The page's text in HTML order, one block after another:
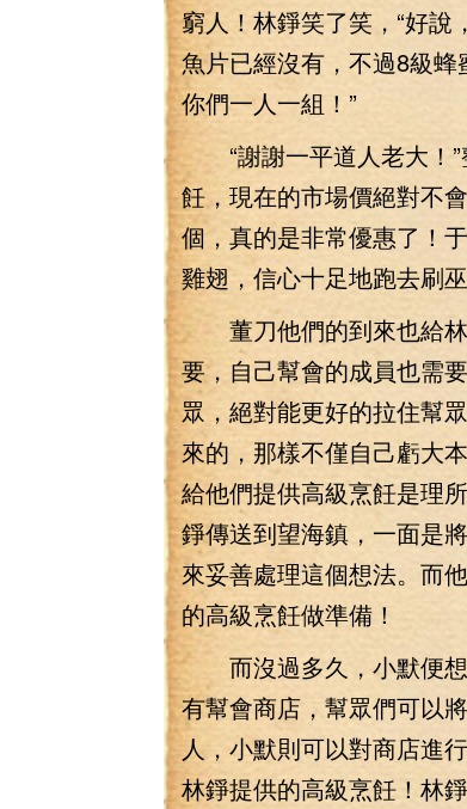
窮人！林錚笑了笑，“好
魚片已經沒有，不過8級
你們一人一組！”
“謝謝一平道人老大！”
飪，現在的市場價絕對不
個，真的是非常優惠了！
雞翅，信心十足地跑去刷巫
董刀他們的到來也給林
要，自己幫會的成員也需
眾，絕對能更好的拉住幫
來的，那樣不僅自己虧大
給他們提供高級烹飪是理
錚傳送到望海鎮，一面是
來妥善處理這個想法。而
的高級烹飪做準備！
而沒過多久，小默便想
有幫會商店，幫眾們可以
人，小默則可以對商店進
林錚提供的高級烹飪！林